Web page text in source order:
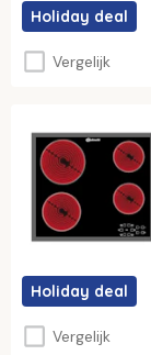
Holiday deal
Vergelijk
Holiday deal
Vergelijk